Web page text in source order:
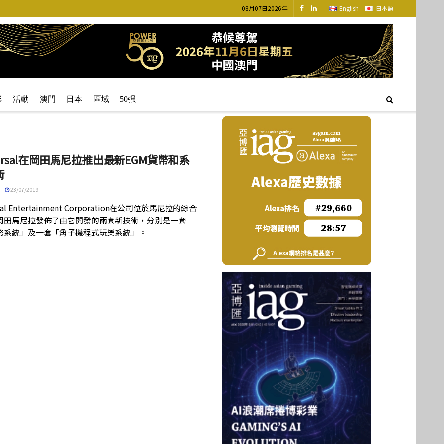
08月07日2026年 English 日本語
活動 澳門 日本 區域 50强
在岡田馬尼拉推出最新EGM貨幣和系
23/07/2019
Entertainment Corporation在公司位於馬尼拉的綜合
田馬尼拉發佈了由它開發的兩套新技術，分別是一套
系統」及一套「角子機程式玩樂系統」。